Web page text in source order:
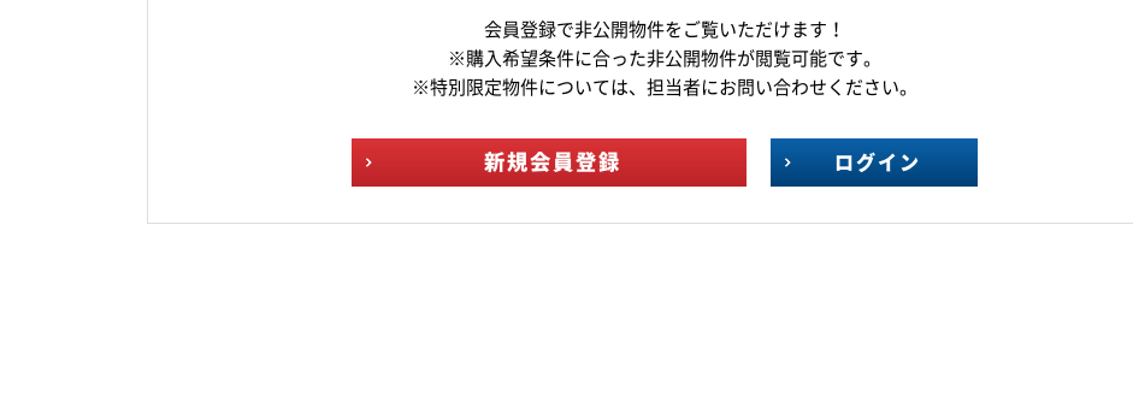
会員登録で非公開物件をご覧いただけます！
※購入希望条件に合った非公開物件が閲覧可能です。
※特別限定物件については、担当者にお問い合わせください。
新規会員登録 ログイン